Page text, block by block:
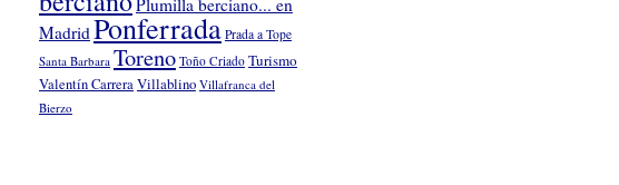
Plumilla berciano... en
MadridPonferrada Prada a Tope
Santa Barbara Toreno Toño Criado Turismo
Valentín CarreraVillablino Villafranca del
Bierzo